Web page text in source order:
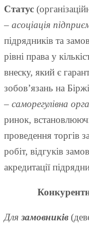
Статус
– асоціація
підрядників та
рівні права у
внеску, який є
зобов’язань на
– саморегулівна
ринок,
проведення торгів
робіт, відгуків
акредитації
Длязамовників